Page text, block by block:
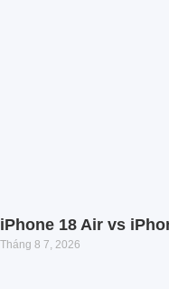
iPhone 18 Air vs
Tháng 8 7, 2026